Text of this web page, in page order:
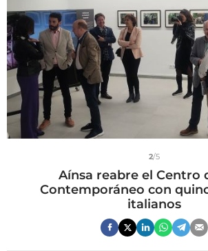
2/5
Aínsa reabre el Centro
Contemporáneo con
italianos